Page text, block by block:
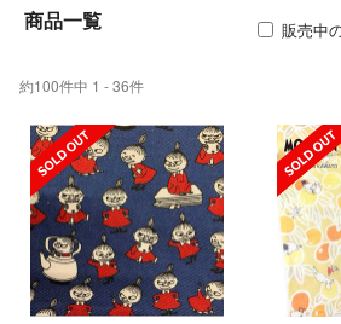
商品一覧 販売中
約100件中 1 - 36件